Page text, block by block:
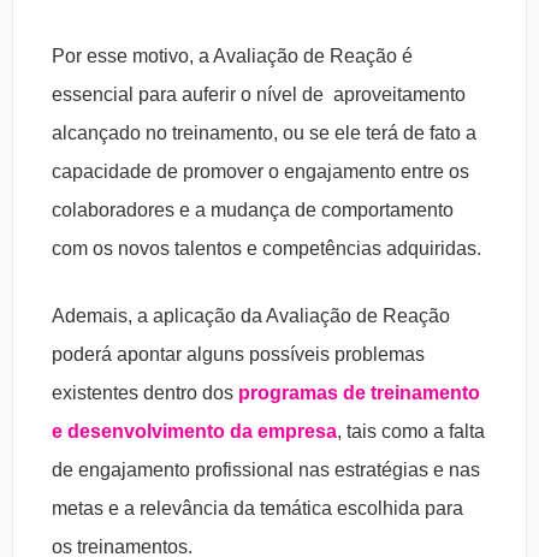
Por esse motivo, a Avaliação de Reação é
essencial para auferir o nível de aproveitamento
alcançado no treinamento, ou se ele terá de fato a
capacidade de promover o engajamento entre os
colaboradores e a mudança de comportamento
com os novos talentos e competências adquiridas.
Ademais, a aplicação da Avaliação de Reação
poderá apontar alguns possíveis problemas
existentes dentro dos programas de treinamento
e desenvolvimento da empresa, tais como a falta
de engajamento profissional nas estratégias e nas
metas e a relevância da temática escolhida para
os treinamentos.